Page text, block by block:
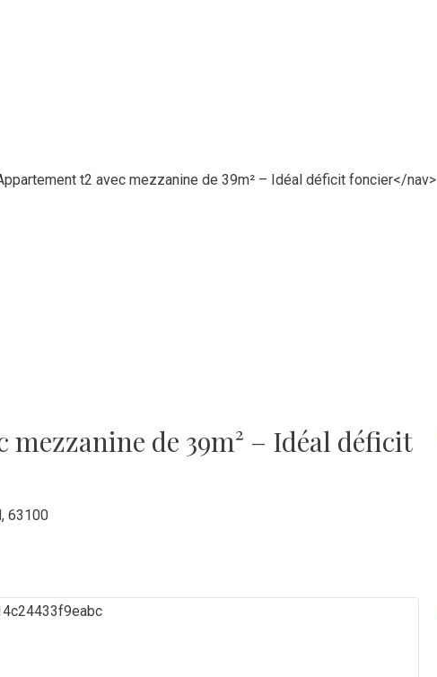
t2 avec mezzanine de 39m² – Idéal déficit foncier</nav>
mezzanine de 39m² – Idéal déficit
, 63100